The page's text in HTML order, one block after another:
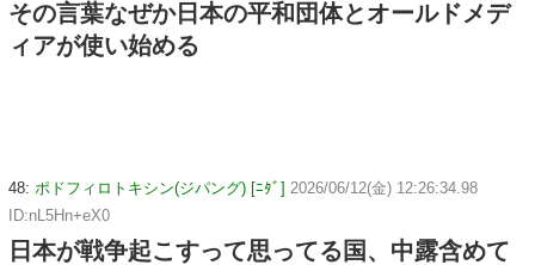
その言葉なぜか日本の平和団体とオールドメデ
ィアが使い始める
48: ポドフィロトキシン(ジパング) [ﾆﾀﾞ] 2026/06/12(金) 12:26:34.98
ID:nL5Hn+eX0
日本が戦争起こすって思ってる国、中露含めて